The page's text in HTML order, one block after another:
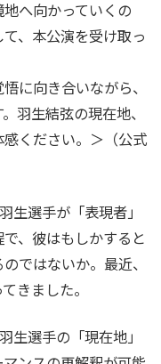
へ向かっていくの
、本公演を受け取っ
に向き合いながら、
羽生結弦の現在地、
ください。＞（公式
選手が「表現者」
、彼はもしかすると
ではないか。最近、
きました。
選手の「現在地」